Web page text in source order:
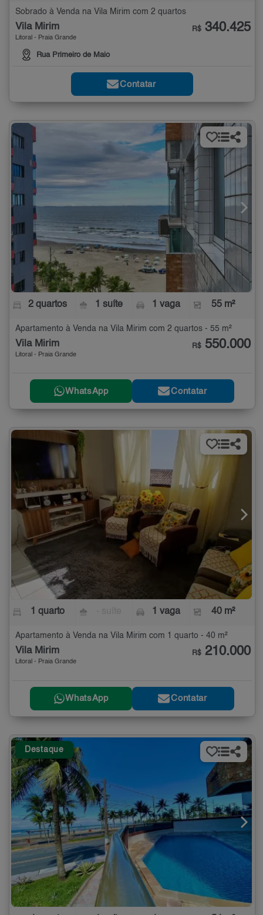
Sobrado à Venda na Vila Mirim com 2 quartos
Vila Mirim
Litoral - Praia Grande
Rua Primeiro de Maio
R$ 340.425
Contatar
2 quartos 1 suíte 1 vaga 55 m²
Apartamento à Venda na Vila Mirim com 2 quartos - 55 m²
Vila Mirim
Litoral - Praia Grande
R$ 550.000
WhatsApp Contatar
1 quarto 1 vaga 40 m²
Apartamento à Venda na Vila Mirim com 1 quarto - 40 m²
Vila Mirim
Litoral - Praia Grande
R$ 210.000
WhatsApp Contatar
Destaque